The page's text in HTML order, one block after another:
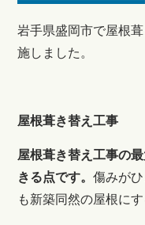
岩手県盛岡市で屋根
施しました。
屋根葺き替え工事
屋根葺き替え工事の
きる点です。傷みが
も新築同然の屋根に